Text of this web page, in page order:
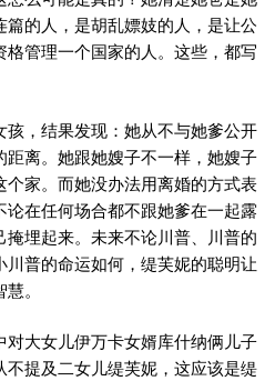
的人，是胡乱嫖妓的人，是让公
管理一个国家的人。这些，都写
，结果发现：她从不与她爹公开
离。她跟她嫂子不一样，她嫂子
家。而她没办法用离婚的方式表
在任何场合都不跟她爹在一起露
埋起来。未来不论川普、川普的
普的命运如何，缇芙妮的聪明让
。
大女儿伊万卡女婿库什纳俩儿子
提及二女儿缇芙妮，这应该是缇